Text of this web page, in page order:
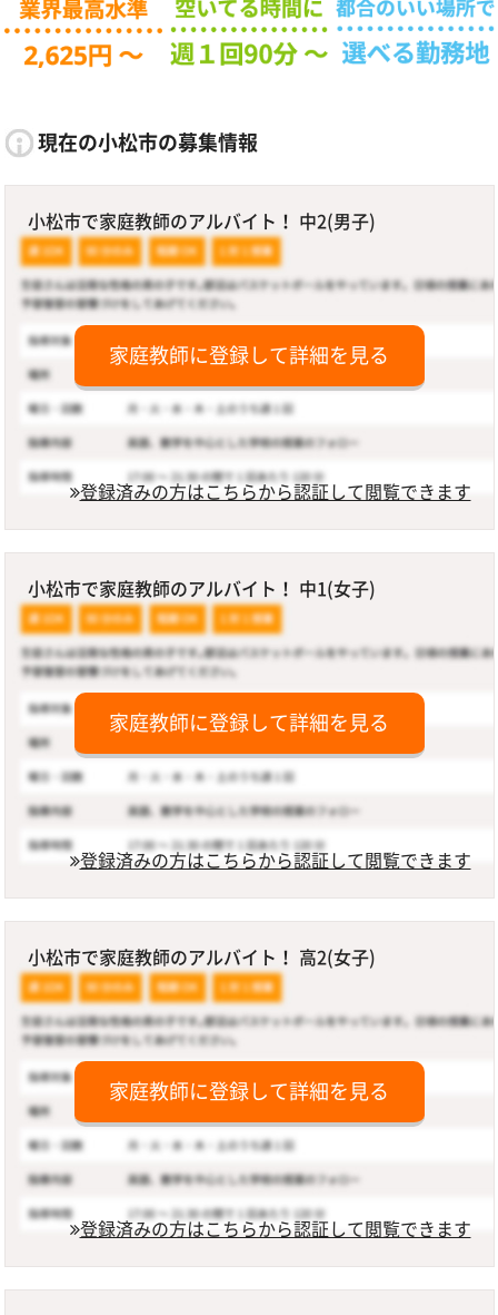
現在の小松市の募集情報
小松市で家庭教師のアルバイト！ 中2(男子)
家庭教師に登録して詳細を見る
登録済みの方はこちらから認証して閲覧できます
小松市で家庭教師のアルバイト！ 中1(女子)
家庭教師に登録して詳細を見る
登録済みの方はこちらから認証して閲覧できます
小松市で家庭教師のアルバイト！ 高2(女子)
家庭教師に登録して詳細を見る
登録済みの方はこちらから認証して閲覧できます